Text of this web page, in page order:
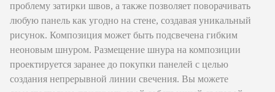
проблему затирки швов, а также позволяет поворачивать
любую панель как угодно на стене, создавая уникальный
рисунок. Композиция может быть подсвечена гибким
неоновым шнуром. Размещение шнура на композиции
проектируется заранее до покупки панелей c целью
создания непрерывной линии свечения. Вы можете